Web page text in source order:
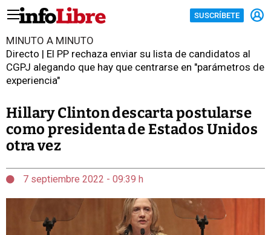
SUSCRÍBETE
MINUTO A MINUTO
Directo | El PP rechaza enviar su lista de candidatos al
CGPJ alegando que hay que centrarse en "parámetros de
experiencia"
Hillary Clinton descarta postularse
como presidenta de Estados Unidos
otra vez
7 septiembre 2022 - 09:39 h